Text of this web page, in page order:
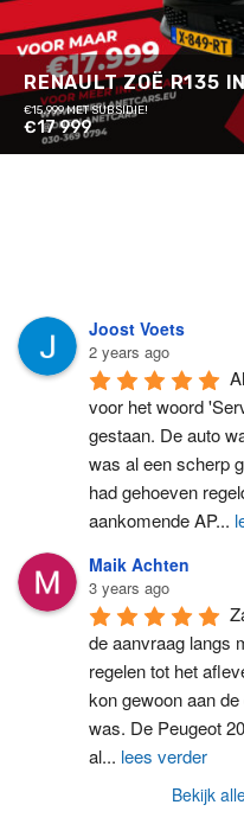
RENAULT ZOË R135
€15.999 MET SUBSIDIE!
€17 999
Joost Voets
2 years ago
voor het woord
gestaan. De auto
was al een scherp
had gehoeven
aankomende AP...
Maik Achten
3 years ago
de aanvraag langs
regelen tot het
kon gewoon aan
was. De Peugeot
al... lees verder
Bekijk